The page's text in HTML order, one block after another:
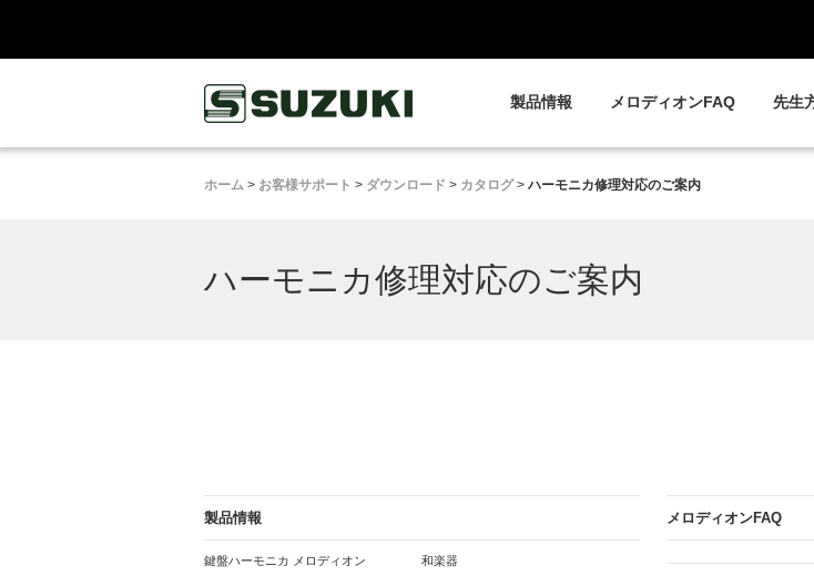
製品情報 メロディオンFAQ 先生
ホーム > お客様サポート > ダウンロード > カタログ> ハーモニカ修理対応のご案内
ハーモニカ修理対応のご案内
製品情報
鍵盤ハーモニカ メロディオン
和楽器
メロディオンFAQ